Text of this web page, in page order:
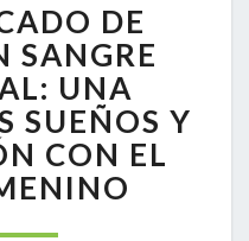
DE
SANGRE
UNA
SUEÑOS Y
CON EL